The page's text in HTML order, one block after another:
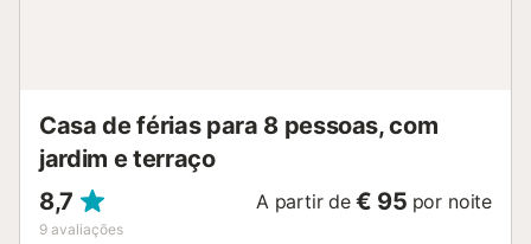
Casa de férias para 8 pessoas, com
jardim e terraço
8,7
9 avaliações
A partir de € 95 por noite